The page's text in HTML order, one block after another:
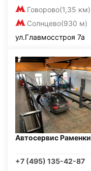
Говорово(1,35 км)
Солнцево(930 м)
ул.Главмосстроя 7а
Автосервис Раменки
+7 (495) 135-42-87